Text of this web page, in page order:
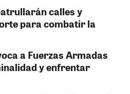
calles y
para combatir la
a Fuerzas Armadas
y enfrentar